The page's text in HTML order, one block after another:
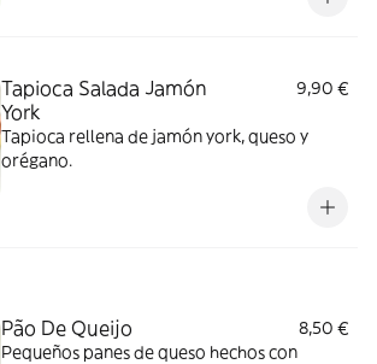
Tapioca Salada Jamón
York
9,90 €
Tapioca rellena de jamón york, queso y
orégano.
Pão De Queijo
8,50 €
Pequeños panes de queso hechos con